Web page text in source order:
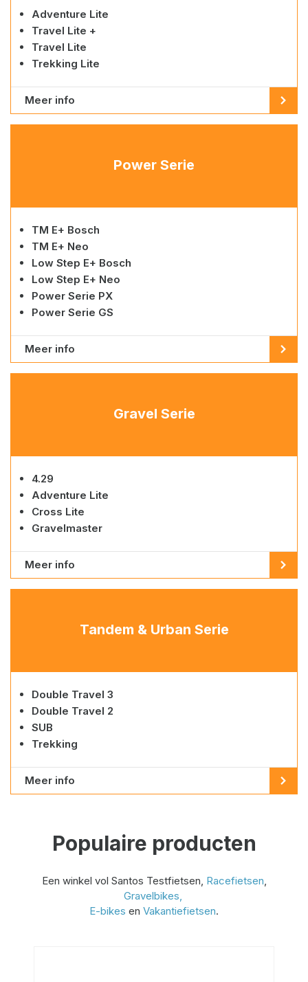
Adventure Lite
Travel Lite +
Travel Lite
Trekking Lite
Meer info
Power Serie
TM E+ Bosch
TM E+ Neo
Low Step E+ Bosch
Low Step E+ Neo
Power Serie PX
Power Serie GS
Meer info
Gravel Serie
4.29
Adventure Lite
Cross Lite
Gravelmaster
Meer info
Tandem & Urban Serie
Double Travel 3
Double Travel 2
SUB
Trekking
Meer info
Populaire producten
Een winkel vol Santos Testfietsen, Racefietsen,
Gravelbikes,
E-bikes en Vakantiefietsen.